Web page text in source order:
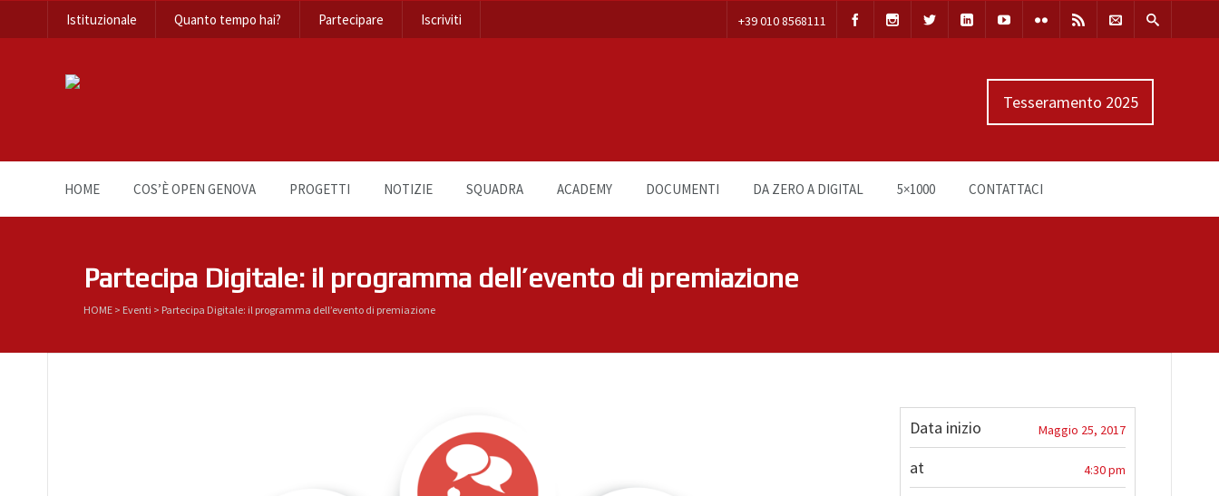
Istituzionale Quanto tempo hai? Partecipare Iscriviti +39 010 8568111
Tesseramento 2025
HOME COS’È OPEN GENOVA PROGETTI NOTIZIE SQUADRA ACADEMY DOCUMENTI DA ZERO A DIGITAL 5×1000 CONTATTACI
Partecipa Digitale: il programma dell’evento di premiazione
HOME > Eventi > Partecipa Digitale: il programma dell’evento di premiazione
Data inizio Maggio 25, 2017
at 4:30 pm